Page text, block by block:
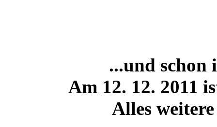
...und schon
Am 12. 12. 2011
Alles